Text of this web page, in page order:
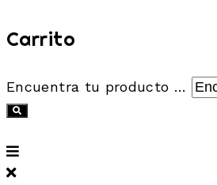
Carrito
Encuentra tu producto …